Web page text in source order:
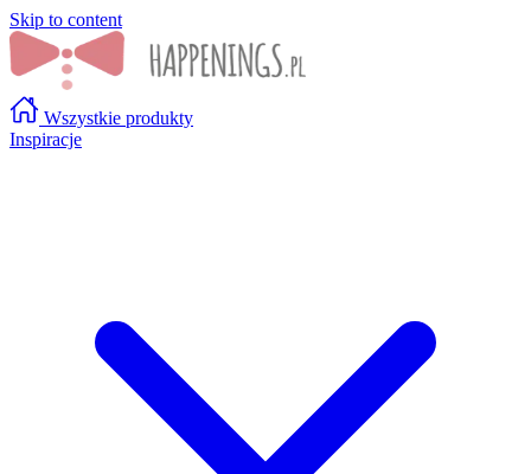
Skip to content
Wszystkie produkty
Inspiracje